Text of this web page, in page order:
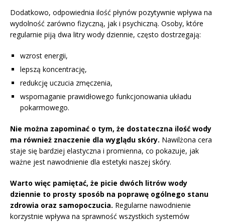
Dodatkowo, odpowiednia ilość płynów pozytywnie wpływa na
wydolność zarówno fizyczną, jak i psychiczną. Osoby, które
regularnie piją dwa litry wody dziennie, często dostrzegają:
wzrost energii,
lepszą koncentrację,
redukcję uczucia zmęczenia,
wspomaganie prawidłowego funkcjonowania układu
pokarmowego.
Nie można zapominać o tym, że dostateczna ilość wody
ma również znaczenie dla wyglądu skóry. Nawilżona cera
staje się bardziej elastyczna i promienna, co pokazuje, jak
ważne jest nawodnienie dla estetyki naszej skóry.
Warto więc pamiętać, że picie dwóch litrów wody
dziennie to prosty sposób na poprawę ogólnego stanu
zdrowia oraz samopoczucia. Regularne nawodnienie
korzystnie wpływa na sprawność wszystkich systemów